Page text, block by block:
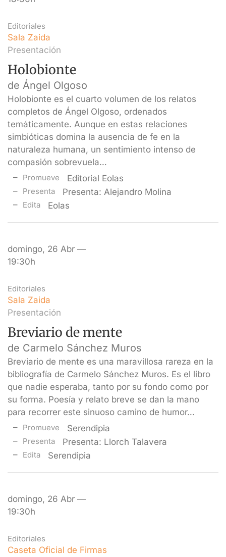
Editoriales
Sala Zaida
Presentación
Holobionte
de Ángel Olgoso
Holobionte es el cuarto volumen de los relatos
completos de Ángel Olgoso, ordenados
temáticamente. Aunque en estas relaciones
simbióticas domina la ausencia de fe en la
naturaleza humana, un sentimiento intenso de
compasión sobrevuela…
Promueve Editorial Eolas
Presenta Presenta: Alejandro Molina
Edita Eolas
domingo, 26 Abr —
19:30h
Editoriales
Sala Zaida
Presentación
Breviario de mente
de Carmelo Sánchez Muros
Breviario de mente es una maravillosa rareza en la
bibliografía de Carmelo Sánchez Muros. Es el libro
que nadie esperaba, tanto por su fondo como por
su forma. Poesía y relato breve se dan la mano
para recorrer este sinuoso camino de humor…
Promueve Serendipia
Presenta Presenta: Llorch Talavera
Edita Serendipia
domingo, 26 Abr —
19:30h
Editoriales
Caseta Oficial de Firmas